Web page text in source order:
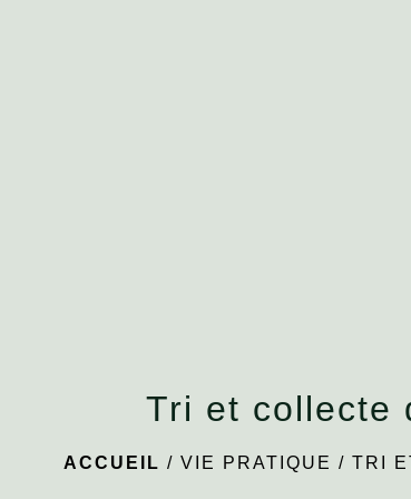
Tri et collecte
ACCUEIL /VIE PRATIQUE /TRI